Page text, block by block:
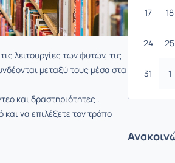
λειτουργίες των φυτών, τις
μεταξύ τους μέσα στα
και δραστηριότητες .
και να επιλέξετε τον τρόπο
17 18
24 25
31 1